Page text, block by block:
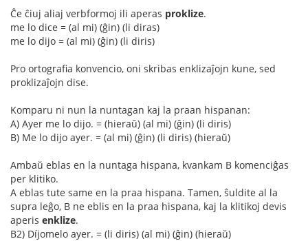
Ĉe ĉiuj aliaj verbformoj ili aperas proklize.
me lo dice = (al mi) (ĝin) (li diras)
me lo dijo = (al mi) (ĝin) (li diris)
Pro ortografia konvencio, oni skribas enklizaĵojn kune, sed
proklizaĵojn dise.
Komparu ni nun la nuntagan kaj la praan hispanan:
A) Ayer me lo dijo. = (hieraŭ) (al mi) (ĝin) (li diris)
B) Me lo dijo ayer. = (al mi) (ĝin) (li diris) (hieraŭ)
Ambaŭ eblas en la nuntaga hispana, kvankam B komenciĝas
per klitiko.
A eblas tute same en la praa hispana. Tamen, ŝuldite al la
supra leĝo, B ne eblis en la praa hispana, kaj la klitikoj devis
aperis enklize.
B2) Díjomelo ayer. = (li diris) (al mi) (ĝin) (hieraŭ)